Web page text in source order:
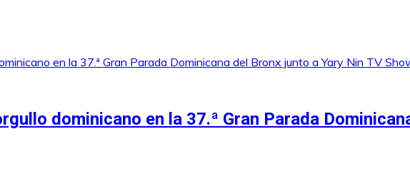
dominicano en la 37.ª Gran Parada